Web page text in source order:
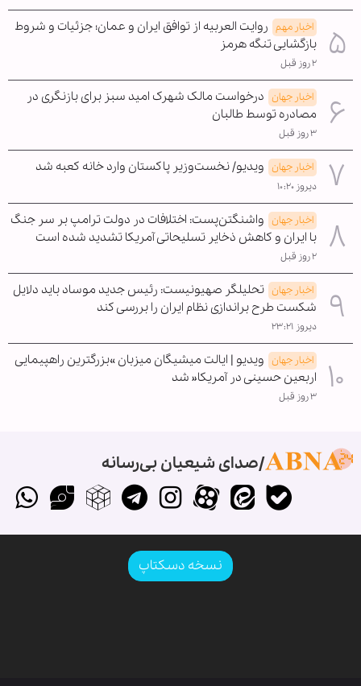
اخبار مهم روایت العربیه از توافق ایران و عمان؛ جزئیات و شروط
بازگشایی تنگه هرمز
۲ روز قبل
اخبار جهان درخواست مالک شهرک امید سبز برای بازنگری در
مصادره توسط طالبان
۳ روز قبل
اخبار جهان ویدیو/ نخست‌وزیر پاکستان وارد خانه کعبه شد
دیروز ۱۰:۲۰
اخبار جهان واشنگتن‌پست: اختلافات در دولت ترامپ بر سر جنگ
با ایران و کاهش ذخایر تسلیحاتی آمریکا تشدید شده است
۲ روز قبل
اخبار جهان تحلیلگر صهیونیست: رئیس جدید موساد باید دلایل
شکست طرح براندازی نظام ایران را بررسی کند
دیروز ۲۳:۲۱
اخبار جهان ویدیو | ایالت میشیگان میزبان »بزرگترین راهپیمایی
اربعین حسینی در آمریکا« شد
۳ روز قبل
صدای شیعیان بی‌رسانه
نسخه دسکتاپ